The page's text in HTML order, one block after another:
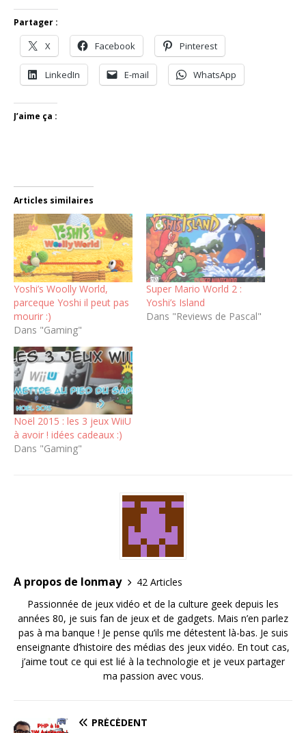
Partager :
X Facebook Pinterest
LinkedIn E-mail WhatsApp
J’aime ça :
Articles similaires
Yoshi’s Woolly World,
parceque Yoshi il peut pas
mourir :)
Dans "Gaming"
Super Mario World 2 :
Yoshi’s Island
Dans "Reviews de Pascal"
Noël 2015 : les 3 jeux WiiU
à avoir ! idées cadeaux :)
Dans "Gaming"
A propos de lonmay
42 Articles
Passionnée de jeux vidéo et de la culture geek depuis les
années 80, je suis fan de jeux et de gadgets. Mais n’en parlez
pas à ma banque ! Je pense qu’ils me détestent là-bas. Je suis
enseignante d’histoire des médias des jeux vidéo. En tout cas,
j’aime tout ce qui est lié à la technologie et je veux partager
ma passion avec vous.
PRÉCÉDENT